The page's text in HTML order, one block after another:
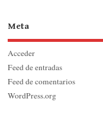
Meta
Acceder
Feed de entradas
Feed de comentarios
WordPress.org